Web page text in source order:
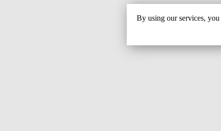
By using our services,